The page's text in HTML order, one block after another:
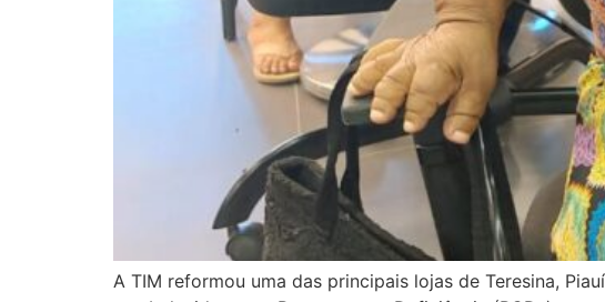
A TIM reformou uma das principais lojas de Teresina,